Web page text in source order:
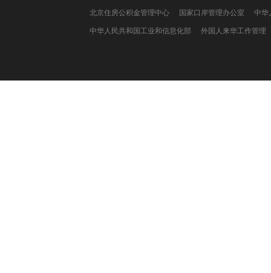
北京住房公积金管理中心
国家口岸管理办公室
中华
中华人民共和国工业和信息化部
外国人来华工作管理